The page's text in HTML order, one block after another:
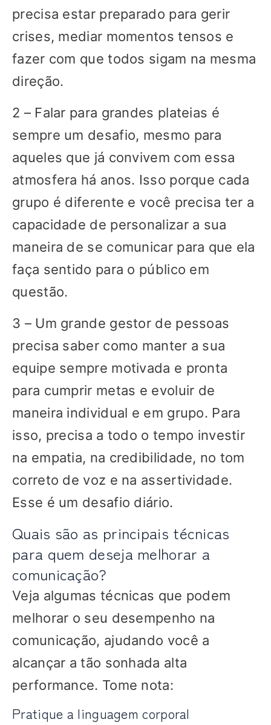
precisa estar preparado para gerir
crises, mediar momentos tensos e
fazer com que todos sigam na mesma
direção.
2 – Falar para grandes plateias é
sempre um desafio, mesmo para
aqueles que já convivem com essa
atmosfera há anos. Isso porque cada
grupo é diferente e você precisa ter a
capacidade de personalizar a sua
maneira de se comunicar para que ela
faça sentido para o público em
questão.
3 – Um grande gestor de pessoas
precisa saber como manter a sua
equipe sempre motivada e pronta
para cumprir metas e evoluir de
maneira individual e em grupo. Para
isso, precisa a todo o tempo investir
na empatia, na credibilidade, no tom
correto de voz e na assertividade.
Esse é um desafio diário.
Quais são as principais técnicas
para quem deseja melhorar a
comunicação?
Veja algumas técnicas que podem
melhorar o seu desempenho na
comunicação, ajudando você a
alcançar a tão sonhada alta
performance. Tome nota:
Pratique a linguagem corporal